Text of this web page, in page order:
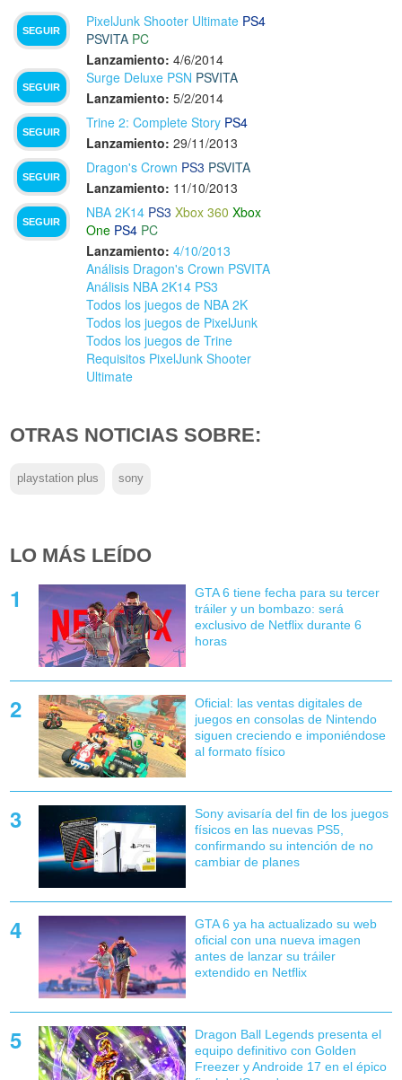
SEGUIR
PixelJunk Shooter Ultimate PS4
PSVITA PC
Lanzamiento: 4/6/2014
SEGUIR
Surge Deluxe PSN PSVITA
Lanzamiento: 5/2/2014
SEGUIR
Trine 2: Complete Story PS4
Lanzamiento: 29/11/2013
SEGUIR
Dragon's Crown PS3 PSVITA
Lanzamiento: 11/10/2013
SEGUIR
NBA 2K14 PS3 Xbox 360 Xbox
One PS4 PC
Lanzamiento: 4/10/2013
Análisis Dragon's Crown PSVITA
Análisis NBA 2K14 PS3
Todos los juegos de NBA 2K
Todos los juegos de PixelJunk
Todos los juegos de Trine
Requisitos PixelJunk Shooter
Ultimate
OTRAS NOTICIAS SOBRE:
playstation plus sony
LO MÁS LEÍDO
GTA 6 tiene fecha para su tercer
tráiler y un bombazo: será
exclusivo de Netflix durante 6
horas
Oficial: las ventas digitales de
juegos en consolas de Nintendo
siguen creciendo e imponiéndose
al formato físico
Sony avisaría del fin de los juegos
físicos en las nuevas PS5,
confirmando su intención de no
cambiar de planes
GTA 6 ya ha actualizado su web
oficial con una nueva imagen
antes de lanzar su tráiler
extendido en Netflix
Dragon Ball Legends presenta el
equipo definitivo con Golden
Freezer y Androide 17 en el épico